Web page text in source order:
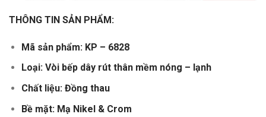
THÔNG TIN SẢN PHẨM:
Mã sản phẩm: KP – 6828
Loại: Vòi bếp dây rút thân mềm nóng – lạnh
Chất liệu: Đồng thau
Bề mặt: Mạ Nikel & Crom